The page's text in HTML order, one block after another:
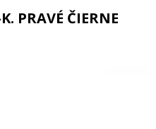
PRAVÉ ČIERNE